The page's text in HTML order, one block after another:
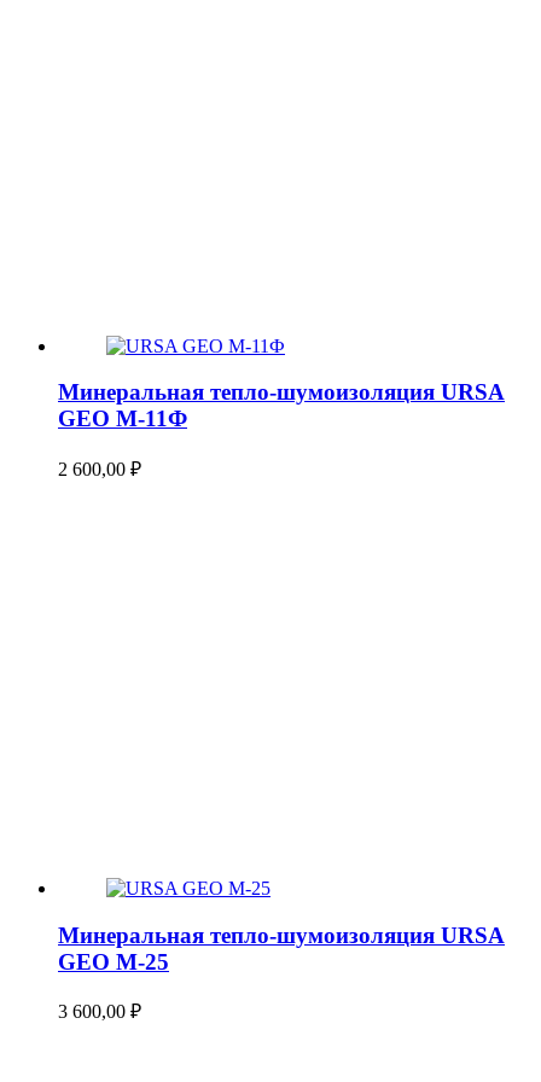
Минеральная тепло-шумоизоляция URSA
GEO М-11Ф
2 600,00 ₽
Минеральная тепло-шумоизоляция URSA
GEO М-25
3 600,00 ₽